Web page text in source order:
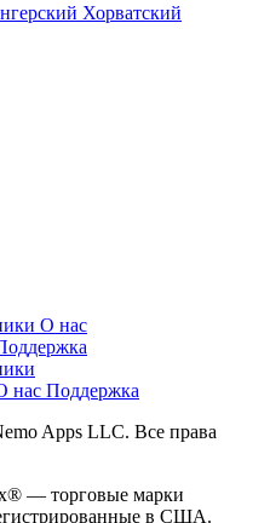
Хорватский
О нас
нас Поддержка
Apps LLC. Все права
— торговые марки
в США.